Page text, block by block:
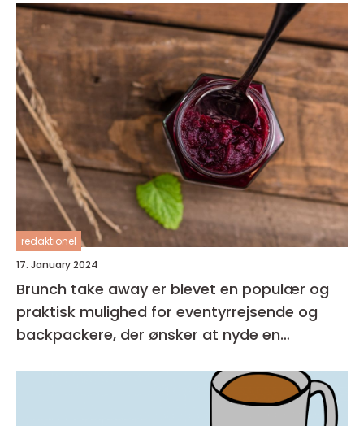
redaktionel
17. January 2024
Brunch take away er blevet en populær og
praktisk mulighed for eventyrrejsende og
backpackere, der ønsker at nyde en